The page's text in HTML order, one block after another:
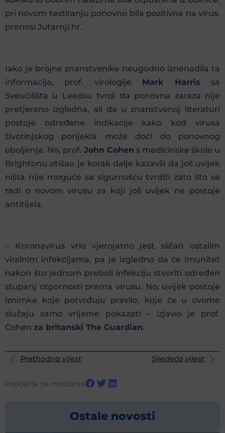
pri novom testiranju ponovno bila pozitivna na virus,
prenosi Jutarnji.hr.
Iako je brojne znanstvenike neugodno iznenadila ta
informacija, prof. virologije Mark Harris sa
Sveučilišta u Leedsu tvrdi da ponovna zaraza nije
pretjerano izgledna, ali da u znanstvenoj literaturi
postoje određene indikacije kako kod virusa
životinjskog porijekla može doći do ponovnog
oboljenja. No, prof. John Cohen s medicinske škole u
Brightonu otišao je korak dalje kazavši da još uvijek
ništa nije moguće sa sigurnošću tvrditi zato što se
radi o novom virusu za koji još uvijek ne postoje
antitijela.
– Koronavirus vrlo vjerojatno jest sličan ostalim
viralnim infekcijama, pa je izgledno da će imunitet
nakon što jednom preboli infekciju stvoriti određen
stupanj otpornosti prema virusu. No, uvijek postoje
iznimke koje potvrđuju pravilo, koje će u ovome
slučaju samo vrijeme pokazati – izjavio je prof.
Cohen za britanski The Guardian.
Prethodna vijest Sljedeća vijest
Podijelite na mrežama
Ostale novosti